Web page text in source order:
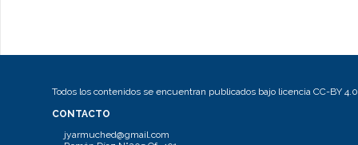
Todos los contenidos se encuentran publicados bajo licencia CC-BY 4.0
CONTACTO
jyarmuched@gmail.com